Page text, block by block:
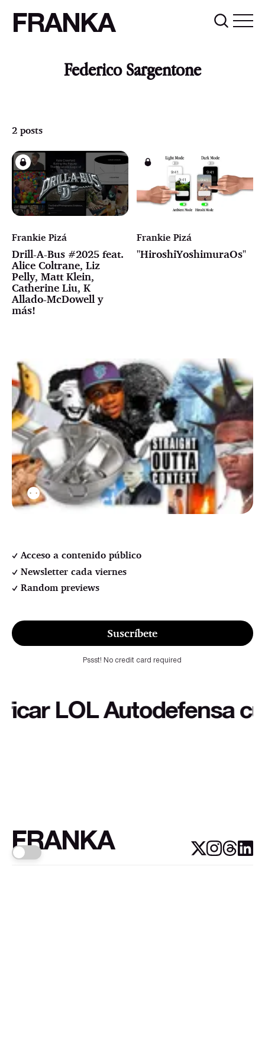
FRANKA
Federico Sargentone
2 posts
Frankie Pizá
Drill-A-Bus #2025 feat.
Alice Coltrane, Liz
Pelly, Matt Klein,
Catherine Liu, K
Allado-McDowell y
más!
Frankie Pizá
"HiroshiYoshimuraOs"
⚉
Acceso a contenido público
Newsletter cada viernes
Random previews
Suscríbete
Pssst! No credit card required
Autodefensa
FRANKA